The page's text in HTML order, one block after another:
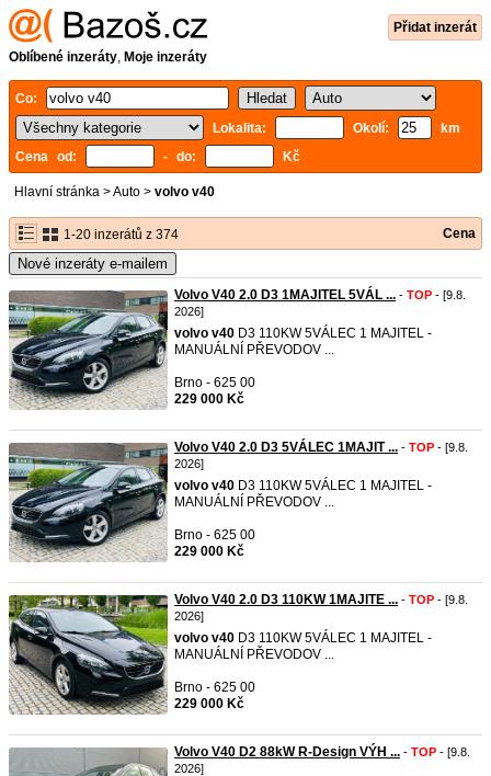
Přidat inzerát
Oblíbené inzeráty, Moje inzeráty
Co:
Lokalita:
Okolí:
km
Cena od:
- do: Kč
Hlavní stránka >Auto > volvo v40
1-20 inzerátů z 374 Cena
Nové inzeráty e-mailem
Volvo V40 2.0 D3 1MAJITEL 5VÁL ... - TOP - [9.8.
2026]
volvo v40 D3 110KW 5VÁLEC 1 MAJITEL -
MANUÁLNÍ PŘEVODOV ...
Brno - 625 00
229 000 Kč
Volvo V40 2.0 D3 5VÁLEC 1MAJIT ... - TOP - [9.8.
2026]
volvo v40 D3 110KW 5VÁLEC 1 MAJITEL -
MANUÁLNÍ PŘEVODOV ...
Brno - 625 00
229 000 Kč
Volvo V40 2.0 D3 110KW 1MAJITE ... - TOP - [9.8.
2026]
volvo v40 D3 110KW 5VÁLEC 1 MAJITEL -
MANUÁLNÍ PŘEVODOV ...
Brno - 625 00
229 000 Kč
Volvo V40 D2 88kW R-Design VÝH ... - TOP - [9.8.
2026]